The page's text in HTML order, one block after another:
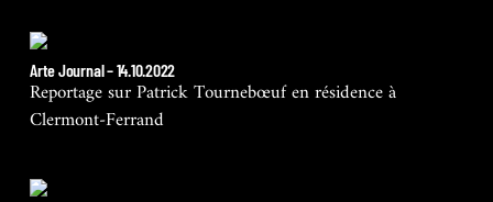
Arte Journal – 14.10.2022
Reportage sur Patrick Tournebœuf en résidence à
Clermont-Ferrand